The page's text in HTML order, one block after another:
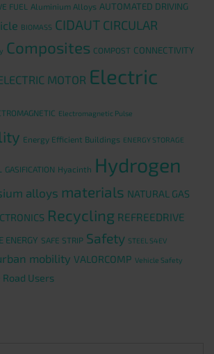
FUEL Aluminium Alloys AUTOMATED DRIVING
BIOMASS CIDAUT CIRCULAR
Composites COMPOST CONNECTIVITY
MOTOR Electric
Electromagnetic Pulse
Energy Efficient Buildings ENERGY STORAGE
GASIFICATION Hyacinth Hydrogen
alloys materials NATURAL GAS
Recycling REFREEDRIVE
ENERGY SAFE STRIP Safety STEEL S4EV
mobility VALORCOMP Vehicle Safety
Users